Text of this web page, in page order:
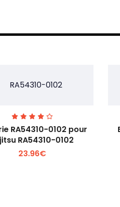
Voir plus +
RA54310-0102 pour
RA54310-0102
23.96€